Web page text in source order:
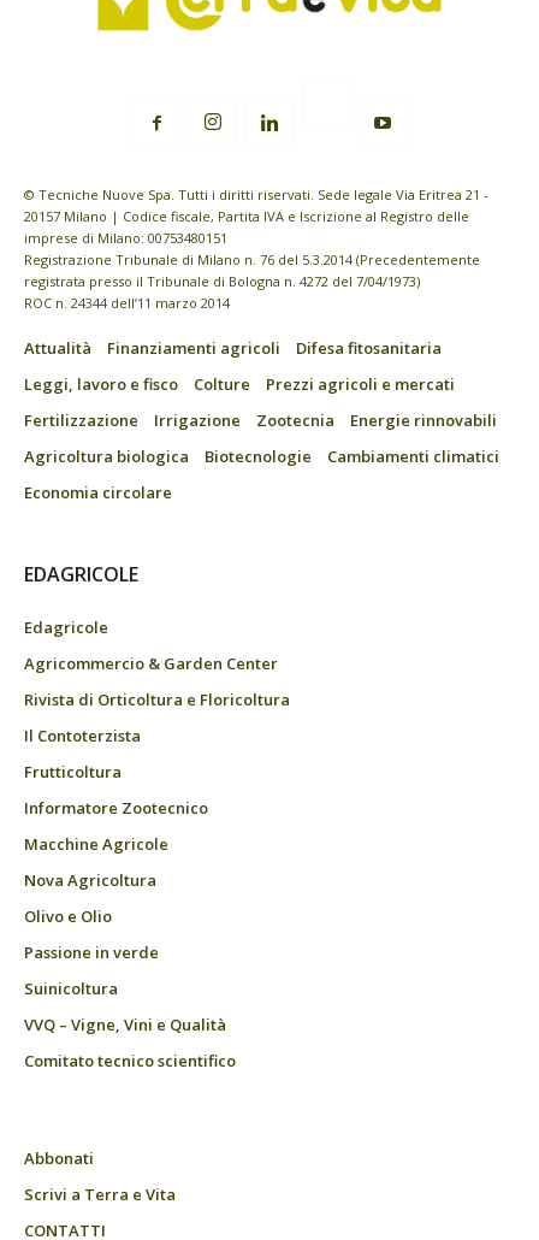
© Tecniche Nuove Spa. Tutti i diritti riservati. Sede legale Via Eritrea 21 -
20157 Milano | Codice fiscale, Partita IVA e Iscrizione al Registro delle
imprese di Milano: 00753480151
Registrazione Tribunale di Milano n. 76 del 5.3.2014 (Precedentemente
registrata presso il Tribunale di Bologna n. 4272 del 7/04/1973)
ROC n. 24344 dell’11 marzo 2014
Attualità Finanziamenti agricoli
Difesa fitosanitaria
Leggi, lavoro e fisco
Colture
Prezzi agricoli e mercati
Fertilizzazione
Irrigazione Zootecnia
Energie rinnovabili
Agricoltura biologica
Biotecnologie
Cambiamenti climatici
Economia circolare
EDAGRICOLE
Edagricole
Agricommercio & Garden Center
Rivista di Orticoltura e Floricoltura
Il Contoterzista
Frutticoltura
Informatore Zootecnico
Macchine Agricole
Nova Agricoltura
Olivo e Olio
Passione in verde
Suinicoltura
VVQ – Vigne, Vini e Qualità
Comitato tecnico scientifico
Abbonati
Scrivi a Terra e Vita
CONTATTI